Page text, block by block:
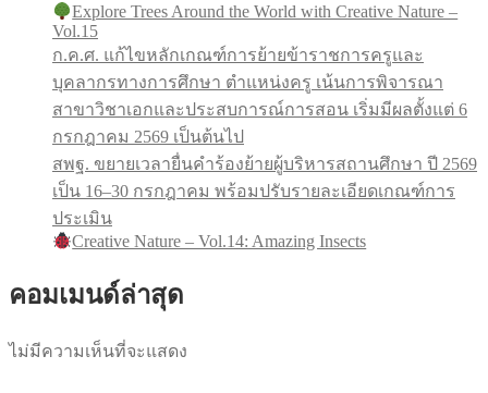
Explore Trees Around the World with Creative Nature –
Vol.15
ก.ค.ศ. แก้ไขหลักเกณฑ์การย้ายข้าราชการครูและ
บุคลากรทางการศึกษา ตำแหน่งครู เน้นการพิจารณา
สาขาวิชาเอกและประสบการณ์การสอน เริ่มมีผลตั้งแต่ 6
กรกฎาคม 2569 เป็นต้นไป
สพฐ. ขยายเวลายื่นคำร้องย้ายผู้บริหารสถานศึกษา ปี 2569
เป็น 16–30 กรกฎาคม พร้อมปรับรายละเอียดเกณฑ์การ
ประเมิน
Creative Nature – Vol.14: Amazing Insects
คอมเมนด์ล่าสุด
ไม่มีความเห็นที่จะแสดง